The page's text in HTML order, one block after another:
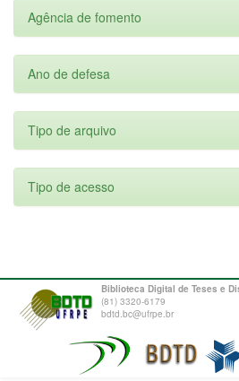
Agência de fomento
Ano de defesa
Tipo de arquivo
Tipo de acesso
Biblioteca Digital de Teses e
(81) 3320-6179
bdtd.bc@ufrpe.br